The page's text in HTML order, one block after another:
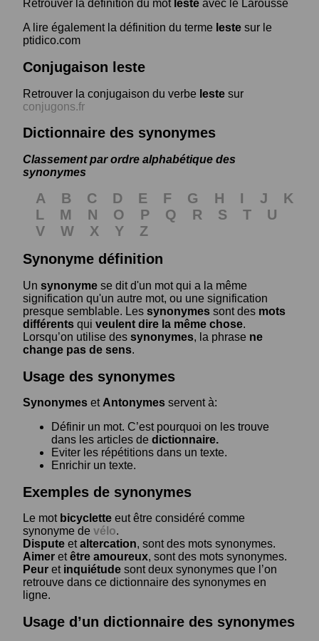
Retrouver la définition du mot leste avec le Larousse
A lire également la définition du terme leste sur le
ptidico.com
Conjugaison leste
Retrouver la conjugaison du verbe leste sur
conjugons.fr
Dictionnaire des synonymes
Classement par ordre alphabétique des
synonymes
A B C D E F G H I J
K
L
M N O P Q R S T
U
V
W X Y
Z
Synonyme définition
Un synonyme se dit d'un mot qui a la même
signification qu'un autre mot, ou une signification
presque semblable. Les synonymes sont des mots
différents qui veulent dire la même chose.
Lorsqu’on utilise des synonymes, la phrase ne
change pas de sens.
Usage des synonymes
Synonymes et Antonymes servent à:
Définir un mot. C’est pourquoi on les trouve
dans les articles de dictionnaire.
Eviter les répétitions dans un texte.
Enrichir un texte.
Exemples de synonymes
Le mot bicyclette eut être considéré comme
synonyme de vélo.
Dispute etaltercation, sont des mots synonymes.
Aimer etêtre amoureux, sont des mots synonymes.
Peur et inquiétude sont deux synonymes que l’on
retrouve dans ce dictionnaire des synonymes en
ligne.
Usage d’un dictionnaire des synonymes